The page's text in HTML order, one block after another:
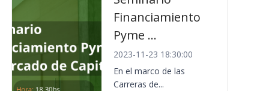
Financiamiento
Pyme ...
2023-11-23 18:30:00
En el marco de las
Carreras de...